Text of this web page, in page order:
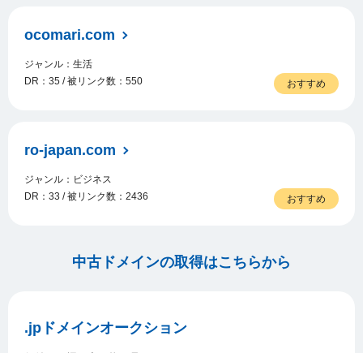
ocomari.com
ジャンル：生活
DR：35 / 被リンク数：550
おすすめ
ro-japan.com
ジャンル：ビジネス
DR：33 / 被リンク数：2436
おすすめ
中古ドメインの取得はこちらから
.jpドメインオークション